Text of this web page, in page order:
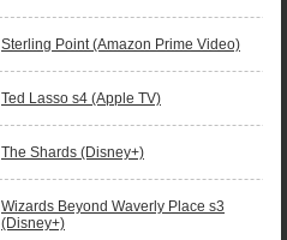
Sterling Point (Amazon Prime Video)
Ted Lasso s4 (Apple TV)
The Shards (Disney+)
Wizards Beyond Waverly Place s3
(Disney+)